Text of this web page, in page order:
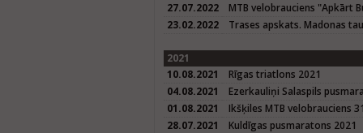
27.07.2022
MTB velobrauciens "Apkārt
23.02.2022
Trases apskats. Madonas
2021
10.08.2021
Rīgas triatlons 2021
04.08.2021
Ezerkauliņi Salaspils
01.08.2021
Ikšķiles MTB velobrauciens
28.07.2021
Kuldīgas pusmaratons 2021